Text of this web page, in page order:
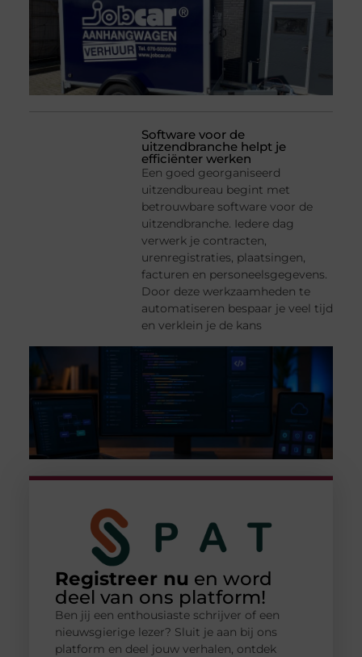
Software voor de
uitzendbranche helpt je
efficiënter werken
Een goed georganiseerd
uitzendbureau begint met
betrouwbare software voor de
uitzendbranche. Iedere dag
verwerk je contracten,
urenregistraties, plaatsingen,
facturen en personeelsgegevens.
Door deze werkzaamheden te
automatiseren bespaar je veel tijd
en verklein je de kans
Registreer nu en word
deel van ons platform!
Ben jij een enthousiaste schrijver of een
nieuwsgierige lezer? Sluit je aan bij ons
platform en deel jouw verhalen, ontdek